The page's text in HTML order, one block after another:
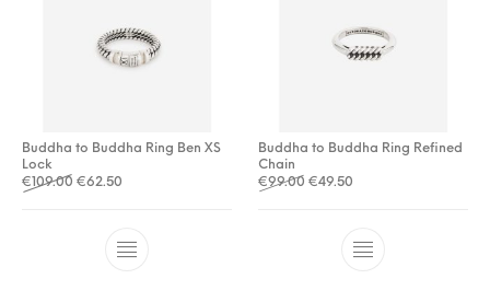
Buddha to Buddha Ring Ben XS
Lock
€109.00 Oorspronkelijke prijs was: €109.00.
€62.50 Huidige prijs is: €62.50.
Buddha to Buddha Ring Refined
Chain
€99.00 Oorspronkelijke prijs was:
€49.50